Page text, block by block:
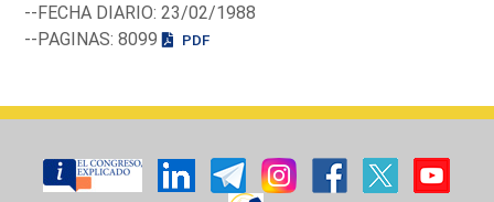
--FECHA DIARIO: 23/02/1988
--PAGINAS: 8099
PDF